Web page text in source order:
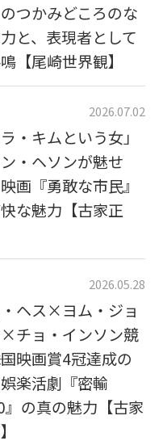
つかみどころのな
と、表現者として
【尾崎世界観】
2026.07.02
ラ・キムという女」
・ヘソンが魅せ
画『勇敢な市民』
な魅力【古家正
2026.05.28
ヘス×ヨム・ジョ
チョ・インソン競
国映画賞4冠達成の
楽活劇『密輸
』の真の魅力【古家